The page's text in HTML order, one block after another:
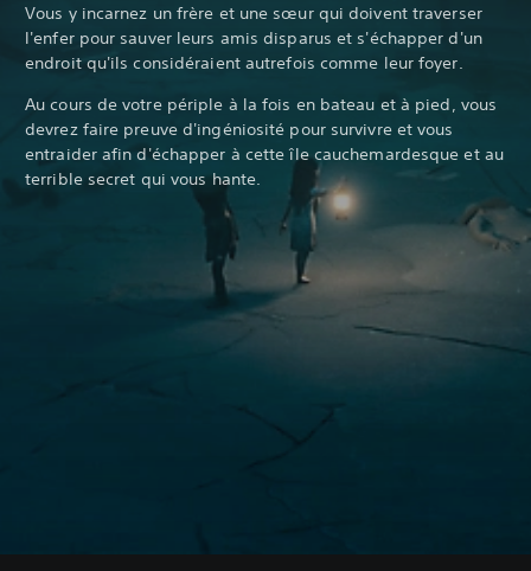
Vous y incarnez un frère et une sœur qui doivent traverser
l'enfer pour sauver leurs amis disparus et s'échapper d'un
endroit qu'ils considéraient autrefois comme leur foyer.
Au cours de votre périple à la fois en bateau et à pied, vous
devrez faire preuve d'ingéniosité pour survivre et vous
entraider afin d'échapper à cette île cauchemardesque et au
terrible secret qui vous hante.